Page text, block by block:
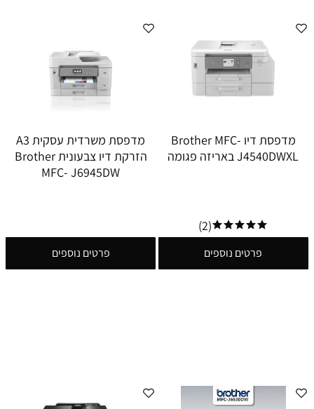
מדפסת דיו Brother MFC-
J4540DWXL באריזה פגומה
(2)
פרטים נוספים
מדפסת משרדית עסקית A3
הזרקת דיו צבעונית Brother
MFC- J6945DW
פרטים נוספים